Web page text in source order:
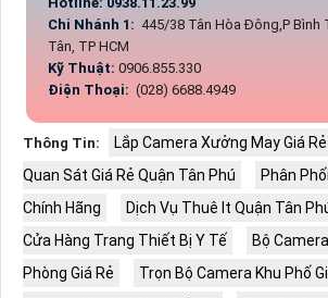
Chi Nhánh 1: 445/38 Tân Hòa Đông,P Bình
Tân, TP HCM
Kỹ Thuật: 0906.855.330
Điện Thoại: (028) 6688.4949
Thông Tin: Lắp Camera Xưởng May Giá Rẻ
Quan Sát Giá Rẻ Quận Tân Phú
Phân
Chính Hãng
Dịch Vụ Thuê It Quận Tân
Cửa Hàng Trang Thiết Bị Y Tế
Bộ
Phòng Giá Rẻ
Trọn Bộ Camera Khu Phố